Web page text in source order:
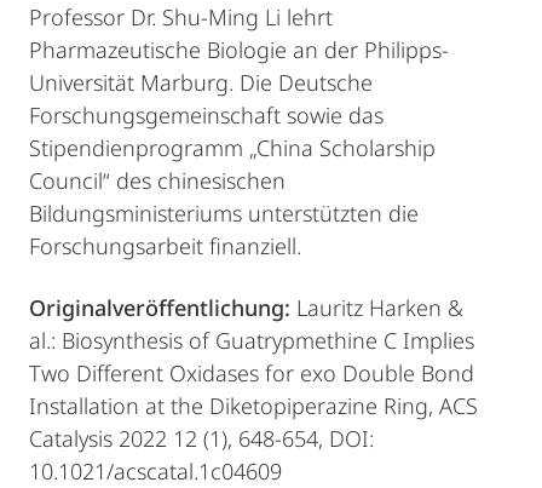
Professor Dr. Shu-Ming Li lehrt
Pharmazeutische Biologie an der Philipps-
Universität Marburg. Die Deutsche
Forschungsgemeinschaft sowie das
Stipendienprogramm „China Scholarship
Council“ des chinesischen
Bildungsministeriums unterstützten die
Forschungsarbeit finanziell.
Originalveröffentlichung: Lauritz Harken &
al.: Biosynthesis of Guatrypmethine C Implies
Two Different Oxidases for exo Double Bond
Installation at the Diketopiperazine Ring, ACS
Catalysis 2022 12 (1), 648-654, DOI:
10.1021/acscatal.1c04609